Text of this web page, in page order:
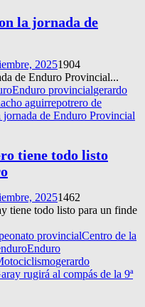
la jornada de
20251904
de Enduro Provincial...
Enduro provincialgerardo
aguirrepotrero de
de Enduro Provincial
tiene todo listo
20251462
tiene todo listo para un finde
provincialCentro de la
Enduro
gerardo
rugirá al compás de la 9ª